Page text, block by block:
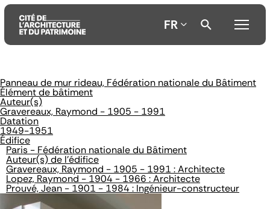
Aller
au
contenu
principal
Aller
au
menu
principal
Aller
à
la
recherche
FR
Panneau de mur rideau, Fédération nationale du Bâtiment
Élément de bâtiment
Auteur(s)
Gravereaux, Raymond - 1905 - 1991
Datation
1949-1951
Édifice
Paris - Fédération nationale du Bâtiment
Auteur(s) de l'édifice
Gravereaux, Raymond - 1905 - 1991 : Architecte
Lopez, Raymond - 1904 - 1966 : Architecte
Prouvé, Jean - 1901 - 1984 : Ingénieur-constructeur